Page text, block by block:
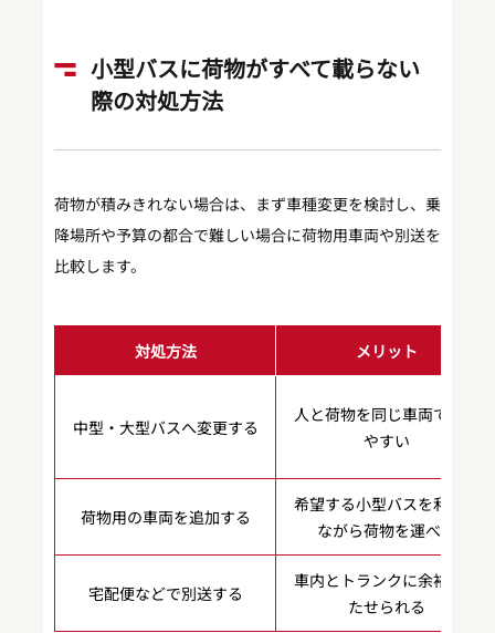
小型バスに荷物がすべて載らない
際の対処方法
荷物が積みきれない場合は、まず車種変更を検討し、乗
降場所や予算の都合で難しい場合に荷物用車両や別送を
比較します。
対処方法 メリット
中型・大型バスへ変更する
人と荷物を同じ車両で運び
やすい
荷物用の車両を追加する
希望する小型バスを利用し
ながら荷物を運べる
宅配便などで別送する
車内とトランクに余裕を持
たせられる